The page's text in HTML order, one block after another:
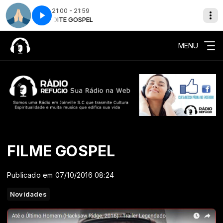
21:00 - 21:59
NOITE GOSPEL
Tempo de oração - Completo
MENU
FILME GOSPEL
Publicado em 07/10/2016 08:24
Novidades